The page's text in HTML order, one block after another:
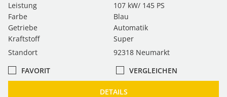
Leistung
107 kW/ 145 PS
Farbe
Blau
Getriebe
Automatik
Kraftstoff
Super
Standort
92318 Neumarkt
FAVORIT
VERGLEICHEN
DETAILS